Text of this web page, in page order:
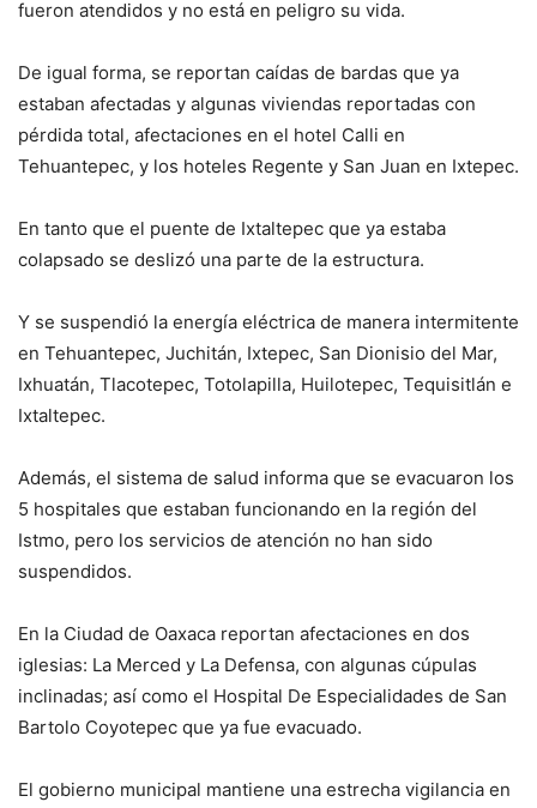
fueron atendidos y no está en peligro su vida.
De igual forma, se reportan caídas de bardas que ya
estaban afectadas y algunas viviendas reportadas con
pérdida total, afectaciones en el hotel Calli en
Tehuantepec, y los hoteles Regente y San Juan en Ixtepec.
En tanto que el puente de Ixtaltepec que ya estaba
colapsado se deslizó una parte de la estructura.
Y se suspendió la energía eléctrica de manera intermitente
en Tehuantepec, Juchitán, Ixtepec, San Dionisio del Mar,
Ixhuatán, Tlacotepec, Totolapilla, Huilotepec, Tequisitlán e
Ixtaltepec.
Además, el sistema de salud informa que se evacuaron los
5 hospitales que estaban funcionando en la región del
Istmo, pero los servicios de atención no han sido
suspendidos.
En la Ciudad de Oaxaca reportan afectaciones en dos
iglesias: La Merced y La Defensa, con algunas cúpulas
inclinadas; así como el Hospital De Especialidades de San
Bartolo Coyotepec que ya fue evacuado.
El gobierno municipal mantiene una estrecha vigilancia en